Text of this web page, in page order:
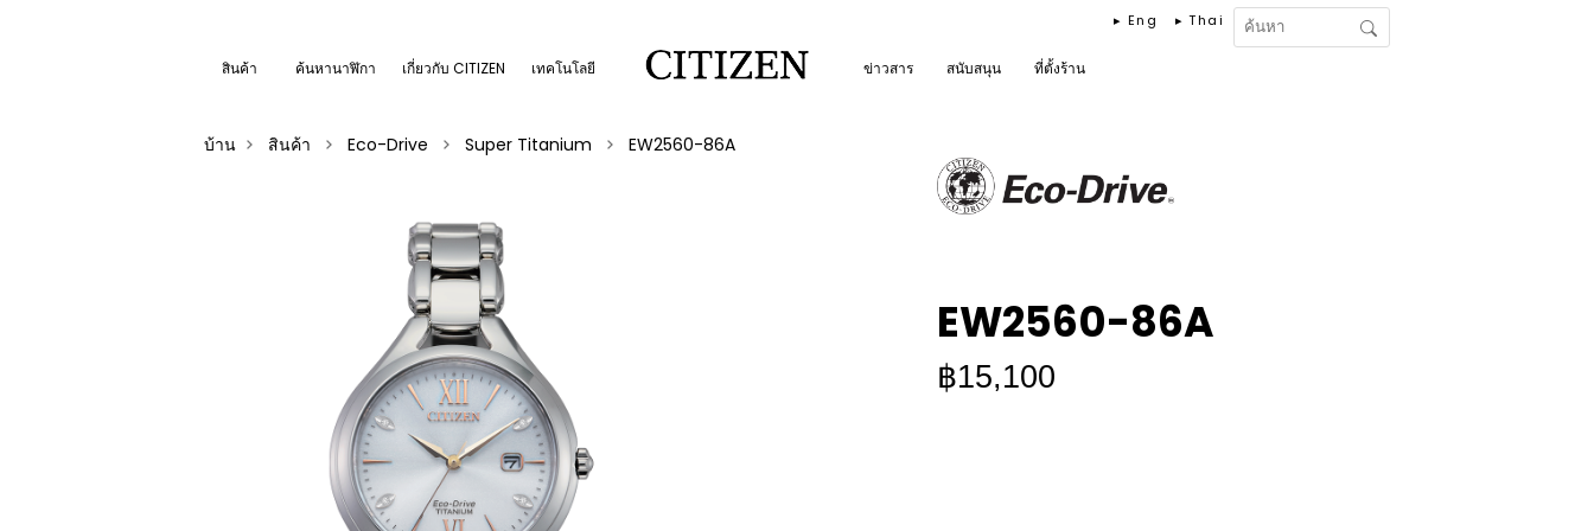
สินค้า ค้นหานาฬิกา เกี่ยวกับ CITIZEN เทคโนโลยี ข่าวสาร สนับสนุน ที่ตั้งร้าน
▸ Eng ▸ Thai
บ้าน สินค้า Eco-Drive Super Titanium EW2560-86A
EW2560-86A
฿15,100